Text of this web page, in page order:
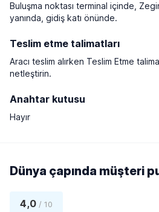
Buluşma noktası terminal içinde,
yanında, gidiş katı önünde.
Teslim etme talimatları
Aracı teslim alırken Teslim Etme
netleştirin.
Anahtar kutusu
Hayır
Dünya çapında müşteri
4,0 / 10